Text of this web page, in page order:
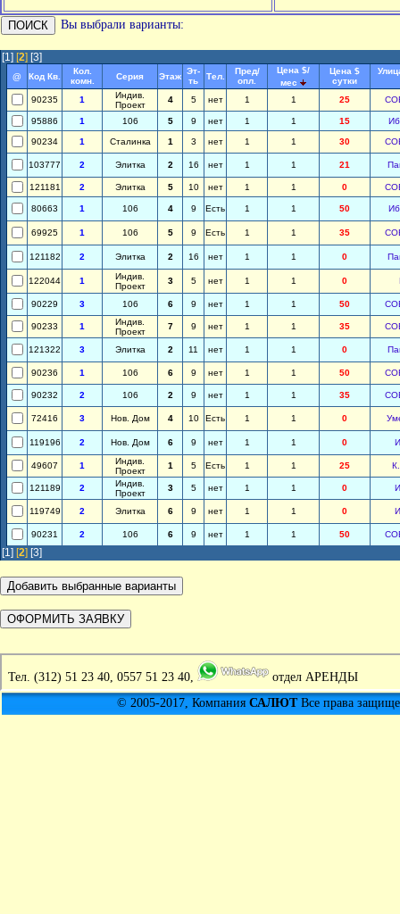
Вы выбрали варианты:
[1] [2] [3]
@ Код Кв.
Кол.
комн.
Серия Этаж
Эт-
ть
Тел.
Пред/
опл.
Цена $/
мес
Цена $
сутки
90235
1
Индив.
Проект
4 5 нет 1 1 25
95886 1 106 5 9 нет 1 1 15
90234 1 Сталинка 1 3 нет 1 1 30
103777 2 Элитка 2 16 нет 1 1 21
121181 2 Элитка 5 10 нет 1 1 0
80663 1 106 4 9 Есть 1 1 50
69925 1 106 5 9 Есть 1 1 35
121182 2 Элитка 2 16 нет 1 1 0
122044 1
Индив.
Проект
3 5 нет 1 1 0
90229 3 106 6 9 нет 1 1 50
90233 1
Индив.
Проект
7 9 нет 1 1 35
121322 3 Элитка 2 11 нет 1 1 0
90236 1 106 6 9 нет 1 1 50
90232 2 106 2 9 нет 1 1 35
72416 3 Нов. Дом 4 10 Есть 1 1 0
119196 2 Нов. Дом 6 9 нет 1 1 0
49607 1
Индив.
Проект
1 5 Есть 1 1 25
121189 2
Индив.
Проект
3 5 нет 1 1 0
119749 2 Элитка 6 9 нет 1 1 0
90231 2 106 6 9 нет 1 1 50
[1] [2] [3]
Тел. (312) 51 23 40, 0557 51 23 40,
отдел АРЕНДЫ
© 2005-2017, Компания САЛЮТВсе права